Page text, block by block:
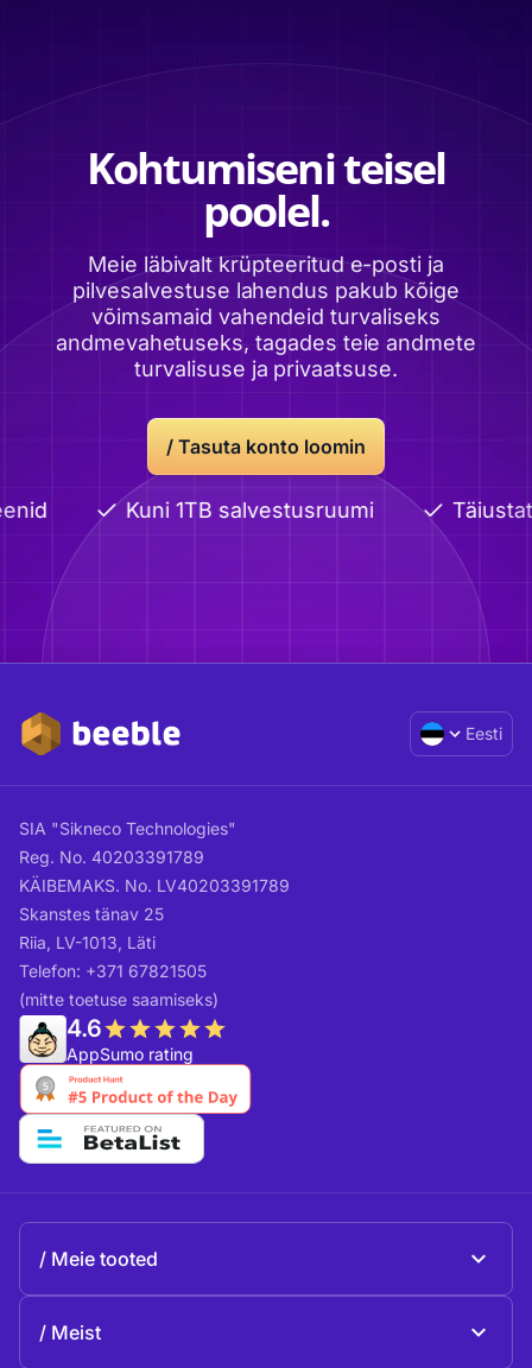
Kohtumiseni teisel
poolel.
Meie läbivalt krüpteeritud e-posti ja
pilvesalvestuse lahendus pakub kõige
võimsamaid vahendeid turvaliseks
andmevahetuseks, tagades teie andmete
turvalisuse ja privaatsuse.
/ Tasuta konto loomin
Kuni 1TB salvestusruumi
Eesti
SIA "Sikneco Technologies"
Reg. No. 40203391789
KÄIBEMAKS. No. LV40203391789
Skanstes tänav 25
Riia, LV-1013, Läti
Telefon: +371 67821505
(mitte toetuse saamiseks)
4.6
AppSumo rating
Meie tooted
Meist